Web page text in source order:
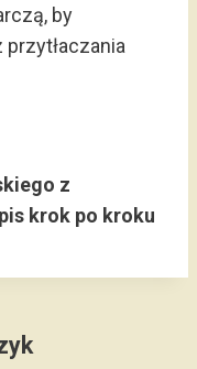
by
przytłaczania
z
krok po kroku